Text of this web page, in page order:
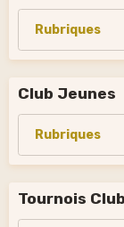
Club Jeunes
Tournois Club